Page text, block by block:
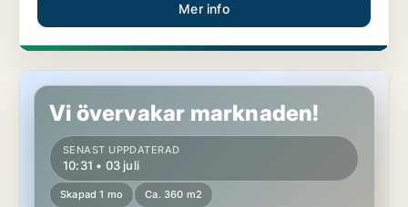
Mer info
Butikslokal i Göteborg
Vi övervakar marknaden!
SENAST UPPDATERAD
10:31 • 03 juli
Skapad 1 mo Ca. 360 m2